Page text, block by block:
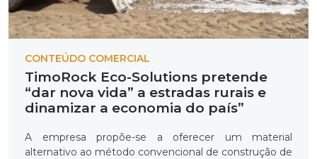
CONTEÚDO COMERCIAL
TimoRock Eco-Solutions pretende
“dar nova vida” a estradas rurais e
dinamizar a economia do país”
A empresa propõe-se a oferecer um material
alternativo ao método convencional de construção de